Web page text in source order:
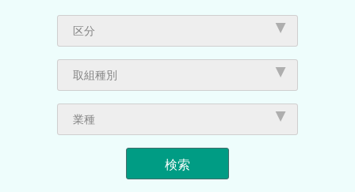
区分
私と時差Biz
「新しい日常」における働き方
「スムーズビズ推進大賞」受賞企業・時差
Biz推進賞
インタビュー
取組事例
体験記
取組種別
人の流れ（テレワーク・時差出勤等）
物の流れ
普及啓発
業種
電気・ガス・熱供給・水道業
情報通信業
運輸業,郵便業
卸売業,小売業
金融業,保険業
不動産業,物品賃貸業
学術研究,専門・技術サービス業
生活関連サービス業,娯楽業
教育,学習支援業
サービス業（他に分類されないもの）